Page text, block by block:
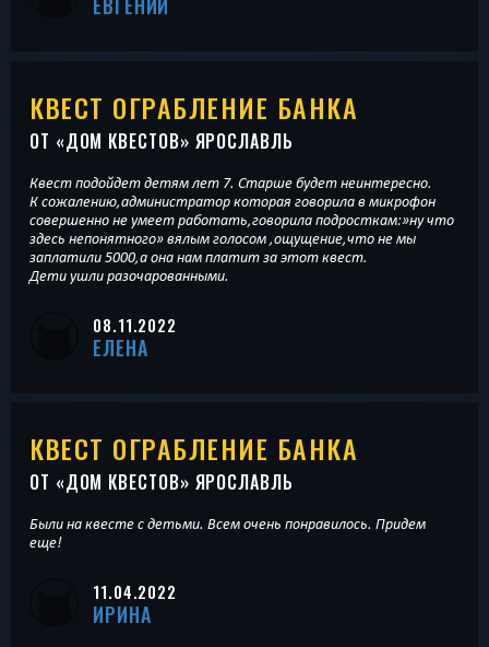
КВЕСТ ОГРАБЛЕНИЕ БАНКА
ОТ «ДОМ КВЕСТОВ» ЯРОСЛАВЛЬ
Квест подойдет детям лет 7. Старше будет неинтересно.
К сожалению,администратор которая говорила в микрофон
совершенно не умеет работать,говорила подросткам:»ну что
здесь непонятного» вялым голосом ,ощущение,что не мы
заплатили 5000,а она нам платит за этот квест.
Дети ушли разочарованными.
08.11.2022
ЕЛЕНА
КВЕСТ ОГРАБЛЕНИЕ БАНКА
ОТ «ДОМ КВЕСТОВ» ЯРОСЛАВЛЬ
Были на квесте с детьми. Всем очень понравилось. Придем
еще!
11.04.2022
ИРИНА